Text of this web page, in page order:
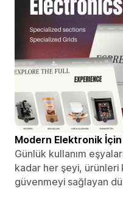
Modern Elektronik
Günlük kullanım
kadar her şeyi,
güvenmeyi sağlayan